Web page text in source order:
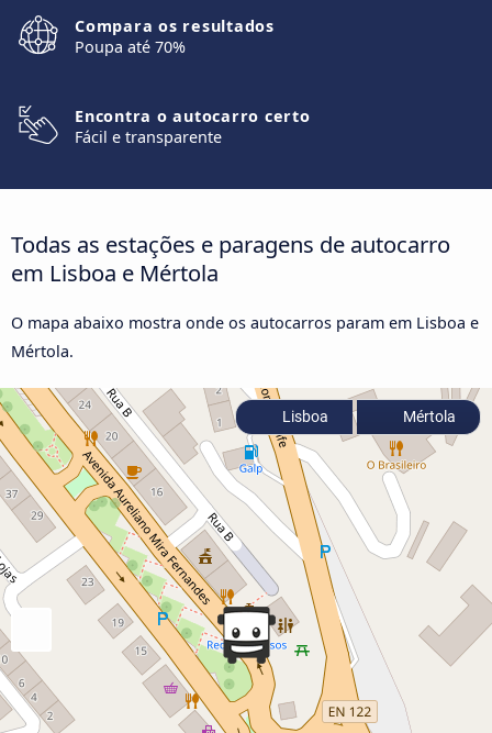
Compara os resultados
Poupa até 70%
Encontra o autocarro certo
Fácil e transparente
Todas as estações e paragens de autocarro
em Lisboa e Mértola
O mapa abaixo mostra onde os autocarros param em Lisboa e
Mértola.
Lisboa Mértola